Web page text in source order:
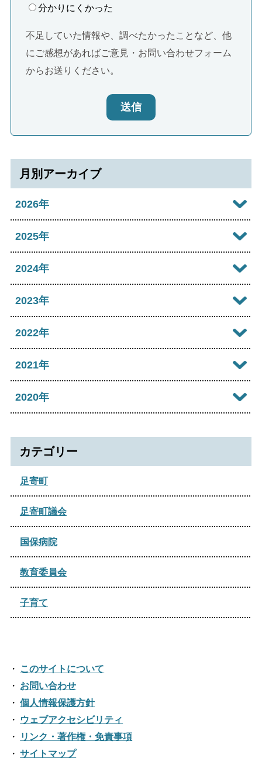
分かりにくかった
不足していた情報や、調べたかったことなど、他
にご感想があればご意見・お問い合わせフォーム
からお送りください。
送信
月別アーカイブ
2026年
2026年08月
2026年06月
2026年04月
2026年03月
2026年02月
2025年
2025年12月
2025年10月
2025年08月
2025年06月
2025年04月
2025年02月
2024年
2024年12月
2024年09月
2024年07月
2024年05月
2024年04月
2024年03月
2024年02月
2023年
2023年12月
2023年09月
2023年04月
2022年
2022年12月
2022年07月
2022年04月
2022年02月
2021年
2021年12月
2021年09月
2021年07月
2021年05月
2020年
カテゴリー
足寄町
足寄町議会
国保病院
教育委員会
子育て
このサイトについて
お問い合わせ
個人情報保護方針
ウェブアクセシビリティ
リンク・著作権・免責事項
サイトマップ